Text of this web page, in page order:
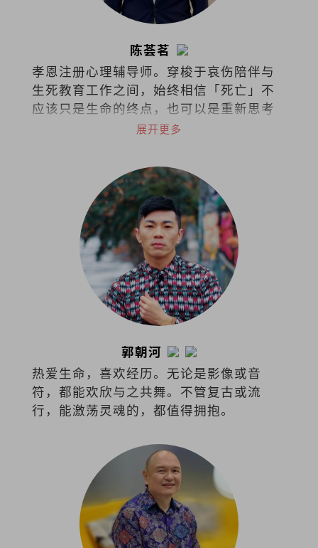
陈荟茗
孝恩注册心理辅导师。穿梭于哀伤陪伴与
生死教育工作之间，始终相信「死亡」不
应该只是生命的终点，也可以是重新思考
与理解生命与关系的起点。
展开更多
郭朝河
热爱生命，喜欢经历。无论是影像或音
符，都能欢欣与之共舞。不管复古或流
行，能激荡灵魂的，都值得拥抱。